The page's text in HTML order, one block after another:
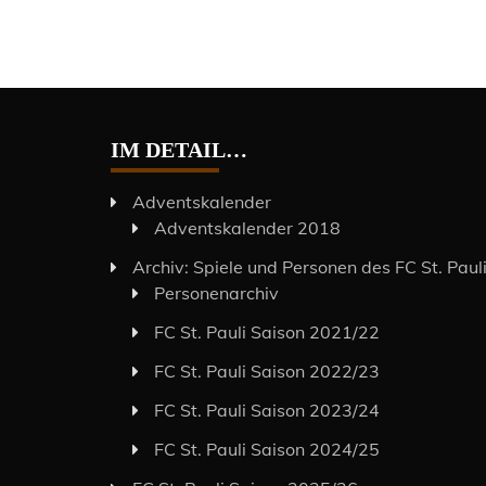
IM DETAIL…
Adventskalender
Adventskalender 2018
Archiv: Spiele und Personen des FC St. Pauli
Personenarchiv
FC St. Pauli Saison 2021/22
FC St. Pauli Saison 2022/23
FC St. Pauli Saison 2023/24
FC St. Pauli Saison 2024/25